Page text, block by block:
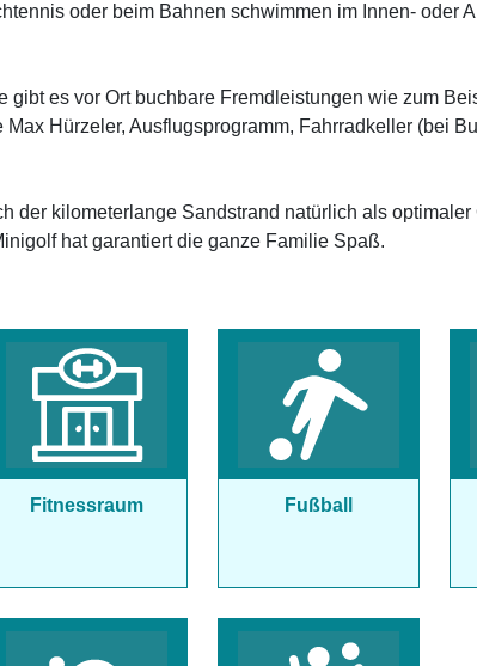
oder beim Bahnen schwimmen im Innen- oder
gibt es vor Ort buchbare Fremdleistungen wie zum
Hürzeler, Ausflugsprogramm, Fahrradkeller (bei
der kilometerlange Sandstrand natürlich als
hat garantiert die ganze Familie Spaß.
Fitnessraum Fußball